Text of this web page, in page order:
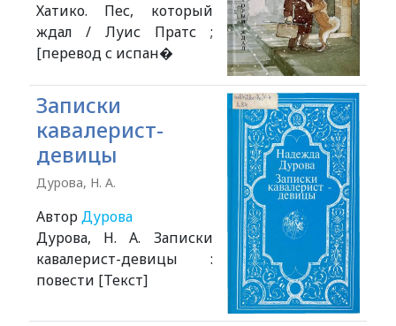
Хатико. Пес, который
ждал / Луис Пратс ;
[перевод с испан�
Записки
кавалерист-
девицы
Дурова, Н. А.
АвторДурова
Дурова, Н. А. Записки
кавалерист-девицы :
повести [Текст]